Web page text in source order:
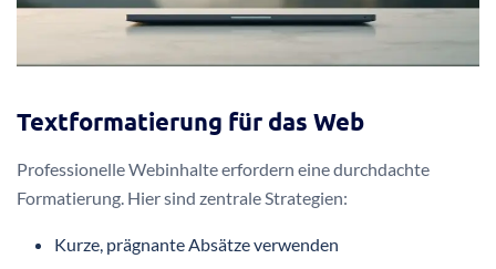
Textformatierung für das Web
Professionelle Webinhalte erfordern eine durchdachte
Formatierung. Hier sind zentrale Strategien:
Kurze, prägnante Absätze verwenden